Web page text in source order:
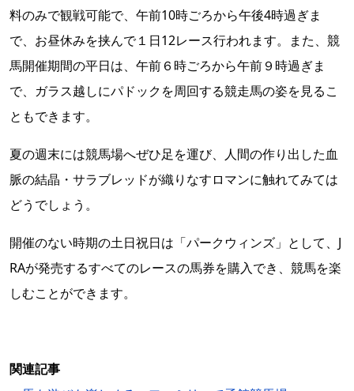
料のみで観戦可能で、午前10時ごろから午後4時過ぎま
で、お昼休みを挟んで１日12レース行われます。また、競
馬開催期間の平日は、午前６時ごろから午前９時過ぎま
で、ガラス越しにパドックを周回する競走馬の姿を見るこ
ともできます。
夏の週末には競馬場へぜひ足を運び、人間の作り出した血
脈の結晶・サラブレッドが織りなすロマンに触れてみては
どうでしょう。
開催のない時期の土日祝日は「パークウィンズ」として、J
RAが発売するすべてのレースの馬券を購入でき、競馬を楽
しむことができます。
関連記事